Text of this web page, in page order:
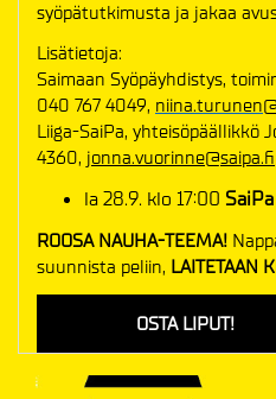
syöpätutkimusta ja jakaa
Lisätietoja:
Saimaan Syöpäyhdistys,
040 767 4049,
Liiga-SaiPa, yhteisöpäällikkö
4360, jonna.vuorinne@saipa.fi
la 28.9. klo 17:00 SaiPa
ROOSA NAUHA-TEEMA!
suunnista peliin, LAITETAAN
OSTA LIPUT!